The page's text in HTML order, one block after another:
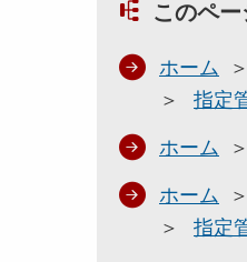
このペ
ホーム
指定
ホーム
ホーム
指定